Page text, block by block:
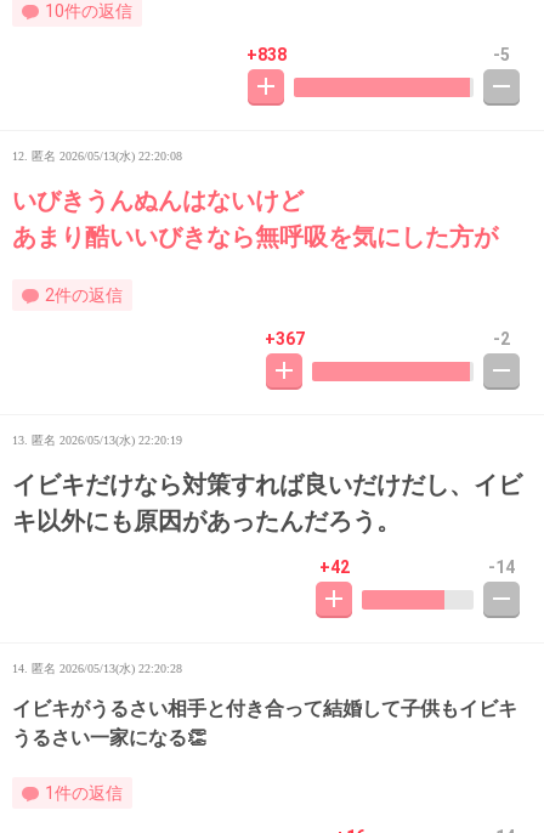
10件の返信
+838 -5
12. 匿名 2026/05/13(水) 22:20:08
いびきうんぬんはないけど
あまり酷いいびきなら無呼吸を気にした方が
2件の返信
+367 -2
13. 匿名 2026/05/13(水) 22:20:19
イビキだけなら対策すれば良いだけだし、イビ
キ以外にも原因があったんだろう。
+42 -14
14. 匿名 2026/05/13(水) 22:20:28
イビキがうるさい相手と付き合って結婚して子供もイビキ
うるさい一家になる👏
1件の返信